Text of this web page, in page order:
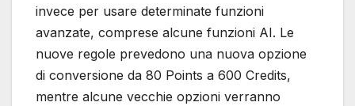
invece per usare determinate funzioni
avanzate, comprese alcune funzioni AI. Le
nuove regole prevedono una nuova opzione
di conversione da 80 Points a 600 Credits,
mentre alcune vecchie opzioni verranno